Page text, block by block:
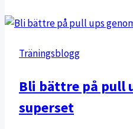
recept
smoothie
är
favorit
Träningsblogg
Bli bättre på pull
superset